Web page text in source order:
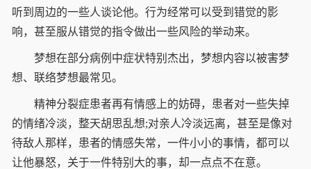
听到周边的一些人谈论他。行为经常可以受到错觉的影
响，甚至服从错觉的指令做出一些风险的举动来。
梦想在部分病例中症状特别杰出，梦想内容以被害梦
想、联络梦想最常见。
精神分裂症患者再有情感上的妨碍，患者对一些失掉
的情绪冷淡，整天胡思乱想;对亲人冷淡远离，甚至是像对
待敌人那样，患者的情感失常，一件小小的事情，都可以
让他暴怒，关于一件特别大的事，却一点点不在意。